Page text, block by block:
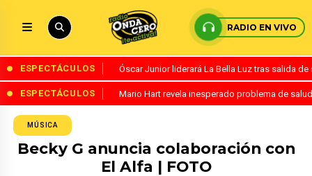
RADIO EN VIVO
ESPECTÁCULOS Óscar Junior liderará La Bella Luz tras salida
ESPECTÁCULOS Mario Hart revela inesperado problema de
MÚSICA
Becky G anuncia colaboración con
El Alfa | FOTO